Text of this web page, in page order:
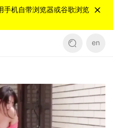
手机自带浏览器或谷歌浏览
en